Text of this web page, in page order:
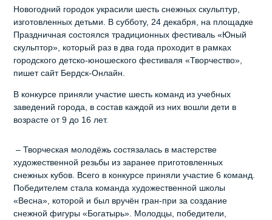
Новогодний городок украсили шесть снежных скульптур,
изготовленных детьми. В субботу, 24 декабря, на площадке
Праздничная состоялся традиционных фестиваль «Юный
скульптор», который раз в два года проходит в рамках
городского детско-юношеского фестиваля «Творчество»,
пишет сайт Бердск-Онлайн.
В конкурсе приняли участие шесть команд из учебных
заведений города, в состав каждой из них вошли дети в
возрасте от 9 до 16 лет.
– Творческая молодёжь состязалась в мастерстве
художественной резьбы из заранее приготовленных
снежных кубов. Всего в конкурсе приняли участие 6 команд.
Победителем стала команда художественной школы
«Весна», которой и был вручён гран-при за создание
снежной фигуры «Богатырь». Молодцы, победители,